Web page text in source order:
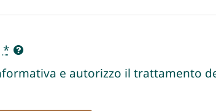
*
e autorizzo il trattamento